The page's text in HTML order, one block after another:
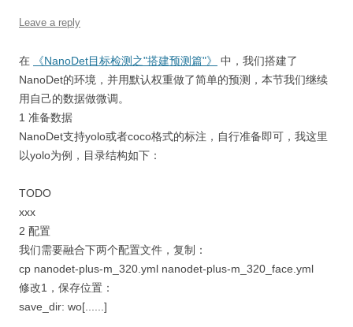
Leave a reply
在 《NanoDet目标检测之"搭建预测篇"》
中，我们搭建了
NanoDet的环境，并用默认权重做了简单的预测，本节我们继续
用自己的数据做微调。
1 准备数据
NanoDet支持yolo或者coco格式的标注，自行准备即可，我这里
以yolo为例，目录结构如下：
TODO
xxx
2 配置
我们需要融合下两个配置文件，复制：
cp nanodet-plus-m_320.yml nanodet-plus-m_320_face.yml
修改1，保存位置：
save_dir: wo[......]